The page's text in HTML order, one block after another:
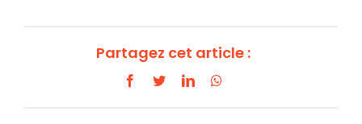
Partagez cet article :
Facebook
TwitterLinkedIn